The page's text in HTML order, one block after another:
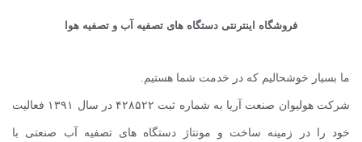
فروشگاه اینترنتی دستگاه های تصفیه آب و تصفیه هوا
ما بسیار خوشحالیم که در خدمت شما هستیم.
شرکت هولیوان صنعت آریا به شماره ثبت ۴۲۸۵۲۲ در سال ۱۳۹۱ فعالیت
خود را در زمینه ساخت و مونتاژ دستگاه های تصفیه آب صنعتی با